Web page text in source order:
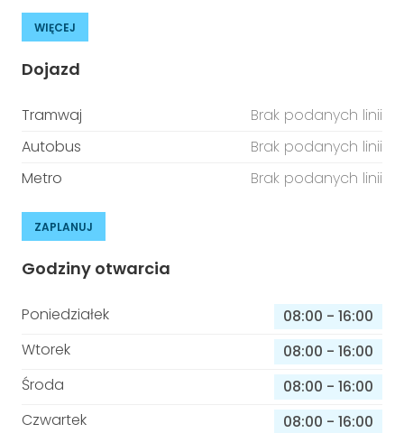
WIĘCEJ
Dojazd
Tramwaj
Brak podanych linii
Autobus
Brak podanych linii
Metro
Brak podanych linii
ZAPLANUJ
Godziny otwarcia
Poniedziałek 08:00 - 16:00
Wtorek
08:00 - 16:00
Środa
08:00 - 16:00
Czwartek
08:00 - 16:00